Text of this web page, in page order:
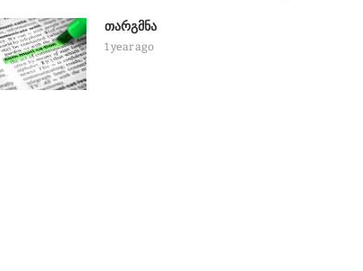
თარგმნა
1 year ago